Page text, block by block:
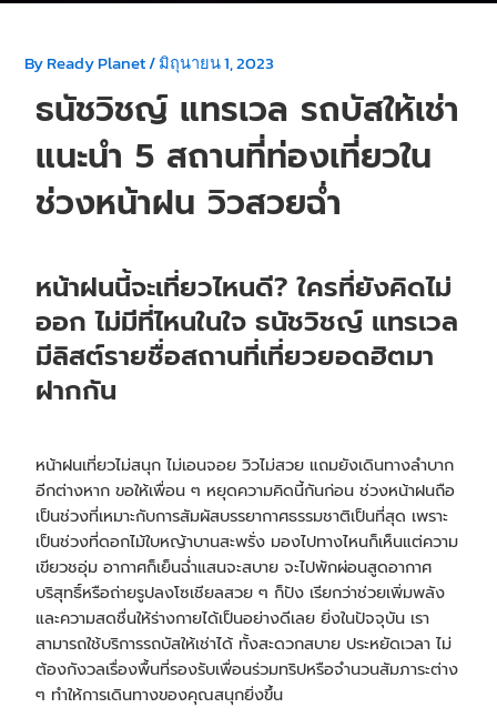
ByReady Planet/มิถุนายน 1, 2023
ธนัชวิชญ์ แทรเวล รถบัสให้เช่า
แนะนำ 5 สถานที่ท่องเที่ยวใน
ช่วงหน้าฝน วิวสวยฉ่ำ
หน้าฝนนี้จะเที่ยวไหนดี? ใครที่ยังคิดไม่
ออก ไม่มีที่ไหนในใจ ธนัชวิชญ์ แทรเวล
มีลิสต์รายชื่อสถานที่เที่ยวยอดฮิตมา
ฝากกัน
หน้าฝนเที่ยวไม่สนุก ไม่เอนจอย วิวไม่สวย แถมยังเดินทางลำบาก
อีกต่างหาก ขอให้เพื่อน ๆ หยุดความคิดนี้กันก่อน ช่วงหน้าฝนถือ
เป็นช่วงที่เหมาะกับการสัมผัสบรรยากาศธรรมชาติเป็นที่สุด เพราะ
เป็นช่วงที่ดอกไม้ใบหญ้าบานสะพรั่ง มองไปทางไหนก็เห็นแต่ความ
เขียวชอุ่ม อากาศก็เย็นฉ่ำแสนจะสบาย จะไปพักผ่อนสูดอากาศ
บริสุทธิ์หรือถ่ายรูปลงโซเชียลสวย ๆ ก็ปัง เรียกว่าช่วยเพิ่มพลัง
และความสดชื่นให้ร่างกายได้เป็นอย่างดีเลย ยิ่งในปัจจุบัน เรา
สามารถใช้บริการรถบัสให้เช่าได้ ทั้งสะดวกสบาย ประหยัดเวลา ไม่
ต้องกังวลเรื่องพื้นที่รองรับเพื่อนร่วมทริปหรือจำนวนสัมภาระต่าง
ๆ ทำให้การเดินทางของคุณสนุกยิ่งขึ้น